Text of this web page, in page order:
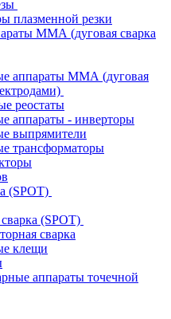
плазменной резки
ММА (дуговая сварка
аппараты ММА (дуговая
реостаты
аппараты - инверторы
выпрямители
трансформаторы
(SPOT)
(SPOT)
сварка
клещи
аппараты точечной